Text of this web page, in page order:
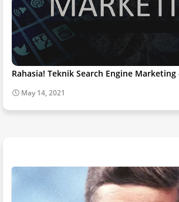
Rahasia! Teknik Search Engine Marketing
May 14, 2021